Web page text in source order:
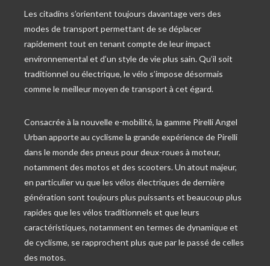
Les citadins s’orientent toujours davantage vers des
modes de transport permettant de se déplacer
rapidement tout en tenant compte de leur impact
environnemental et d’un style de vie plus sain. Qu’il soit
traditionnel ou électrique, le vélo s’impose désormais
comme le meilleur moyen de transport à cet égard.
Consacrée à la nouvelle e-mobilité, la gamme Pirelli Angel
Urban apporte au cyclisme la grande expérience de Pirelli
dans le monde des pneus pour deux-roues à moteur,
notamment des motos et des scooters. Un atout majeur,
en particulier vu que les vélos électriques de dernière
génération sont toujours plus puissants et beaucoup plus
rapides que les vélos traditionnels et que leurs
caractéristiques, notamment en termes de dynamique et
de cyclisme, se rapprochent plus que par le passé de celles
des motos.